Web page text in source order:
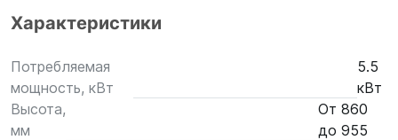
Характеристики
Потребляемая
мощность, кВт
5.5
кВт
Высота,
мм
От 860
до 955